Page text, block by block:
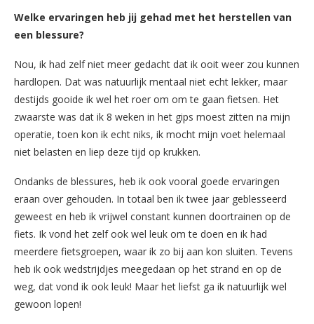
Welke ervaringen heb jij gehad met het herstellen van
een blessure?
Nou, ik had zelf niet meer gedacht dat ik ooit weer zou kunnen
hardlopen. Dat was natuurlijk mentaal niet echt lekker, maar
destijds gooide ik wel het roer om om te gaan fietsen. Het
zwaarste was dat ik 8 weken in het gips moest zitten na mijn
operatie, toen kon ik echt niks, ik mocht mijn voet helemaal
niet belasten en liep deze tijd op krukken.
Ondanks de blessures, heb ik ook vooral goede ervaringen
eraan over gehouden. In totaal ben ik twee jaar geblesseerd
geweest en heb ik vrijwel constant kunnen doortrainen op de
fiets. Ik vond het zelf ook wel leuk om te doen en ik had
meerdere fietsgroepen, waar ik zo bij aan kon sluiten. Tevens
heb ik ook wedstrijdjes meegedaan op het strand en op de
weg, dat vond ik ook leuk! Maar het liefst ga ik natuurlijk wel
gewoon lopen!